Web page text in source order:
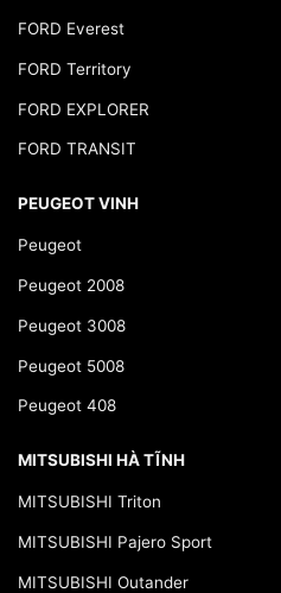
FORD Everest
FORD Territory
FORD EXPLORER
FORD TRANSIT
PEUGEOT VINH
Peugeot
Peugeot 2008
Peugeot 3008
Peugeot 5008
Peugeot 408
MITSUBISHI HÀ TĨNH
MITSUBISHI Triton
MITSUBISHI Pajero Sport
MITSUBISHI Outander